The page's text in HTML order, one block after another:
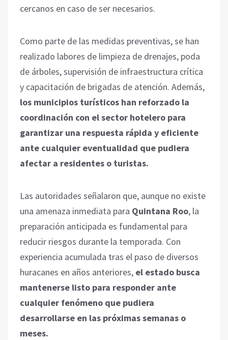
cercanos en caso de ser necesarios.
Como parte de las medidas preventivas, se han
realizado labores de limpieza de drenajes, poda
de árboles, supervisión de infraestructura crítica
y capacitación de brigadas de atención. Además,
los municipios turísticos han reforzado la
coordinación con el sector hotelero para
garantizar una respuesta rápida y eficiente
ante cualquier eventualidad que pudiera
afectar a residentes o turistas.
Las autoridades señalaron que, aunque no existe
una amenaza inmediata para Quintana Roo, la
preparación anticipada es fundamental para
reducir riesgos durante la temporada. Con
experiencia acumulada tras el paso de diversos
huracanes en años anteriores, el estado busca
mantenerse listo para responder ante
cualquier fenómeno que pudiera
desarrollarse en las próximas semanas o
meses.